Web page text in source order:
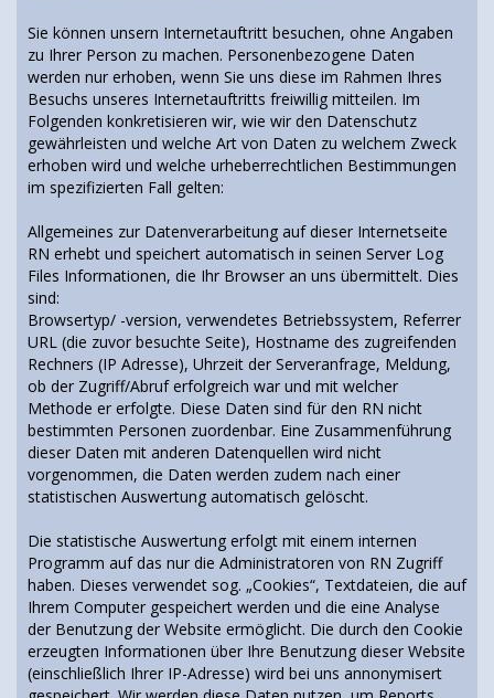
Sie können unsern Internetauftritt besuchen, ohne Angaben
zu Ihrer Person zu machen. Personenbezogene Daten
werden nur erhoben, wenn Sie uns diese im Rahmen Ihres
Besuchs unseres Internetauftritts freiwillig mitteilen. Im
Folgenden konkretisieren wir, wie wir den Datenschutz
gewährleisten und welche Art von Daten zu welchem Zweck
erhoben wird und welche urheberrechtlichen Bestimmungen
im spezifizierten Fall gelten:
Allgemeines zur Datenverarbeitung auf dieser Internetseite
RN erhebt und speichert automatisch in seinen Server Log
Files Informationen, die Ihr Browser an uns übermittelt. Dies
sind:
Browsertyp/ -version, verwendetes Betriebssystem, Referrer
URL (die zuvor besuchte Seite), Hostname des zugreifenden
Rechners (IP Adresse), Uhrzeit der Serveranfrage, Meldung,
ob der Zugriff/Abruf erfolgreich war und mit welcher
Methode er erfolgte. Diese Daten sind für den RN nicht
bestimmten Personen zuordenbar. Eine Zusammenführung
dieser Daten mit anderen Datenquellen wird nicht
vorgenommen, die Daten werden zudem nach einer
statistischen Auswertung automatisch gelöscht.
Die statistische Auswertung erfolgt mit einem internen
Programm auf das nur die Administratoren von RN Zugriff
haben. Dieses verwendet sog. „Cookies“, Textdateien, die auf
Ihrem Computer gespeichert werden und die eine Analyse
der Benutzung der Website ermöglicht. Die durch den Cookie
erzeugten Informationen über Ihre Benutzung dieser Website
(einschließlich Ihrer IP-Adresse) wird bei uns annonymisert